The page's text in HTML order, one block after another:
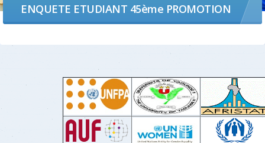
ENQUETE ETUDIANT 45ème PROMOTION